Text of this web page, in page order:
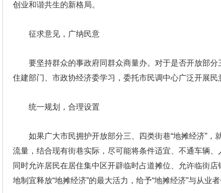
创业和谐共生的新格局。
征求意见，广纳民意
要坚持群众的事政府同群众商量办。对于是否开放部
住建部门、市政协经济委学习，委托市民调中心广泛开展
统一规划，合理设置
如果广大市民拥护开放部分三、四类街巷“地摊经济”
流量，结合现有街巷实际，尽可能将条件适宜、不通车辆
同时允许居民在居住集中区开辟临时占道摊位、允许临街
地制宜释放“地摊经济”的最大活力，给予“地摊经济”与从业